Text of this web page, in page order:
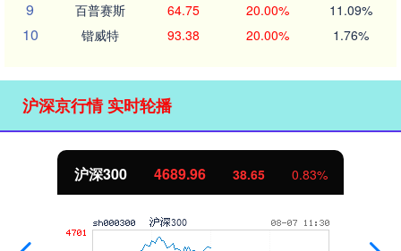
9 百普赛斯 64.75 20.00% 11.09%
10 锴威特 93.38 20.00% 1.76%
沪深京行情 实时轮播
沪深300 4689.96 38.65 0.83%